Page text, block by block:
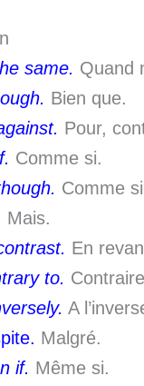
same. Quand
Bien que.
Pour,
Comme si.
Comme
Mais.
En
to.
A
Malgré.
if. Même si.